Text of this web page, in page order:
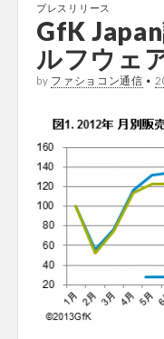
プレスリリース
GfK
ルフウェ
by ファショコン通信 •